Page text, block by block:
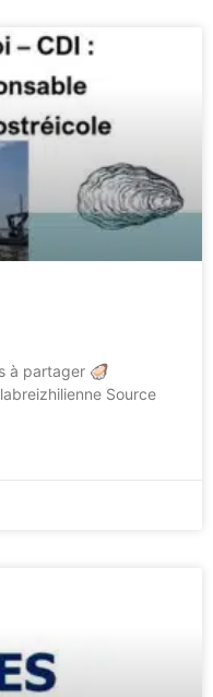
à partager 🦪
Source